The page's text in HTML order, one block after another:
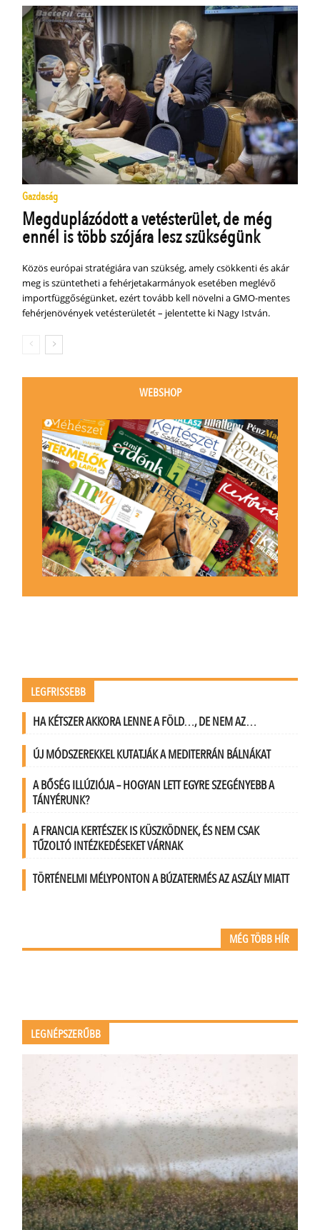
Gazdaság
Megduplázódott a vetésterület, de még
ennél is több szójára lesz szükségünk
Közös európai stratégiára van szükség, amely csökkenti és akár
meg is szüntetheti a fehérjetakarmányok esetében meglévő
importfüggőségünket, ezért tovább kell növelni a GMO-mentes
fehérjenövények vetésterületét – jelentette ki Nagy István.
WEBSHOP
LEGFRISSEBB
HA KÉTSZER AKKORA LENNE A FÖLD…, DE NEM AZ…
ÚJ MÓDSZEREKKEL KUTATJÁK A MEDITERRÁN BÁLNÁKAT
A BŐSÉG ILLÚZIÓJA – HOGYAN LETT EGYRE SZEGÉNYEBB A
TÁNYÉRUNK?
A FRANCIA KERTÉSZEK IS KÜSZKÖDNEK, ÉS NEM CSAK
TŰZOLTÓ INTÉZKEDÉSEKET VÁRNAK
TÖRTÉNELMI MÉLYPONTON A BÚZATERMÉS AZ ASZÁLY MIATT
MÉG TÖBB HÍR
LEGNÉPSZERŰBB